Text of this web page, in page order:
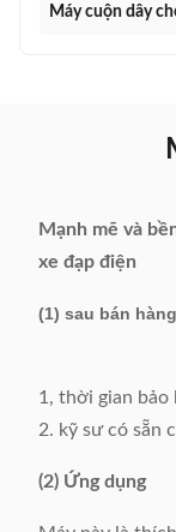
Máy cuộn dây
Mạnh mẽ và
xe đạp điện
(1) sau bán
1, thời gian bảo
2. kỹ sư có sẵn
(2) Ứng dụng